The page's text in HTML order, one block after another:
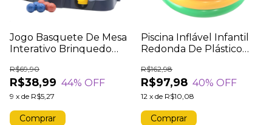
Jogo Basquete De Mesa
Interativo Brinquedo
R$38,99
R$69,90
44% OFF
9 x de R$5,27
Piscina Inflável Infantil
Redonda De Plástico
120cm X 30cm
R$97,98
R$162,98
40% OFF
12 x de R$10,08